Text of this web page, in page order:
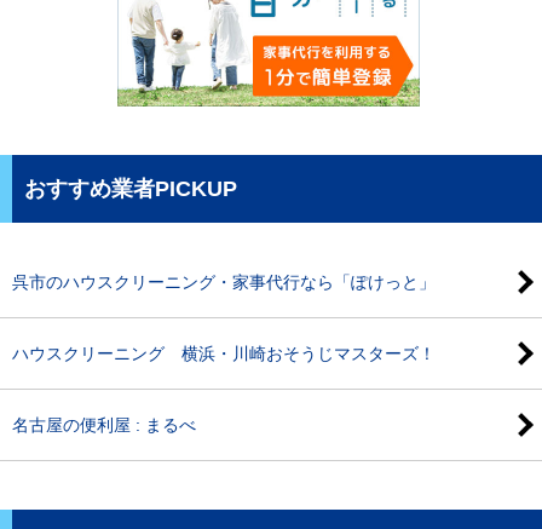
おすすめ業者PICKUP
呉市のハウスクリーニング・家事代行なら「ぽけっと」
ハウスクリーニング 横浜・川崎おそうじマスターズ！
名古屋の便利屋 : まるべ